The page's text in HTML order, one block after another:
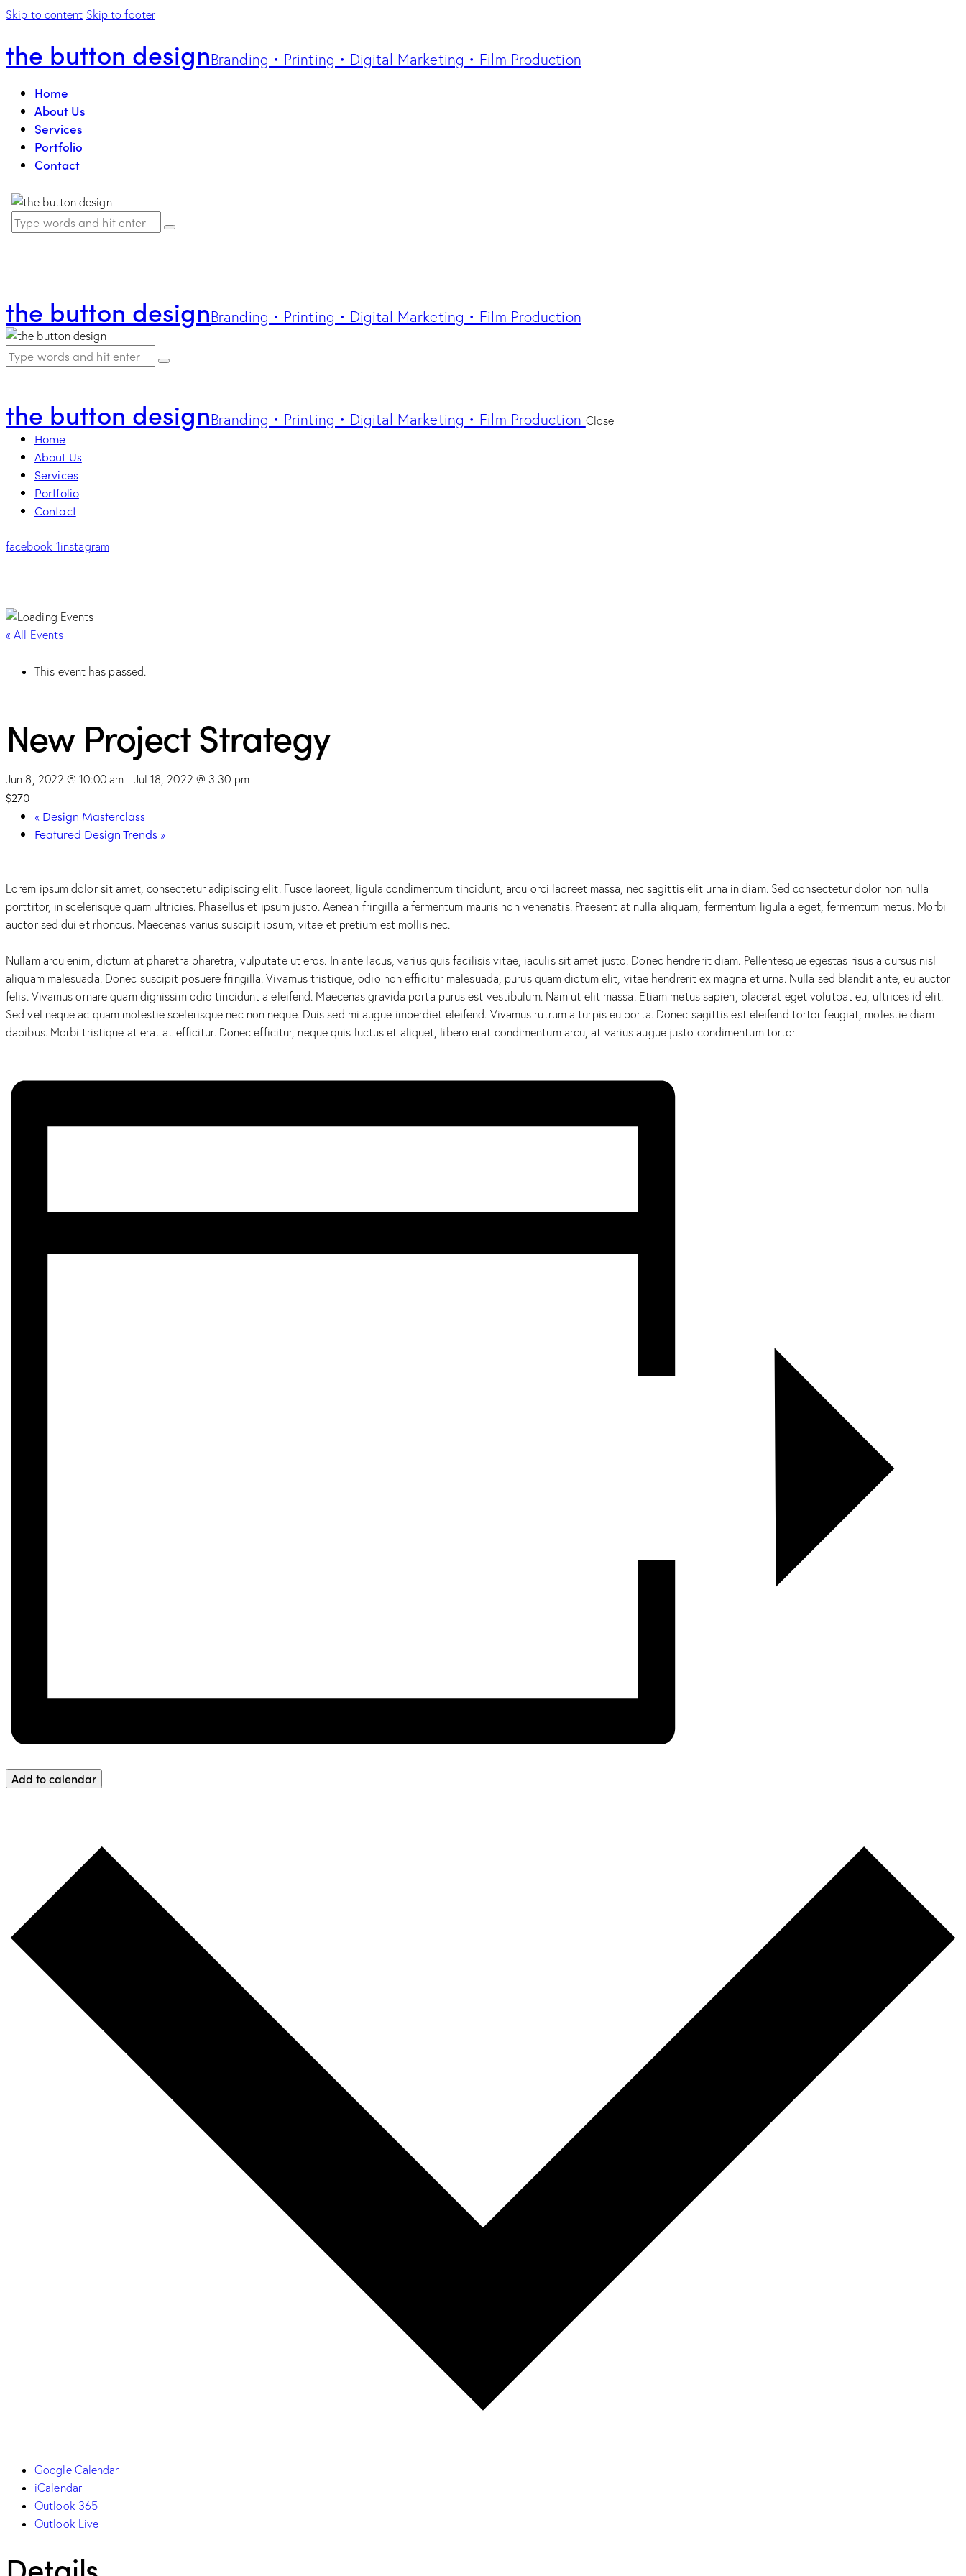
Skip to content Skip to footer
the button designBranding • Printing • Digital Marketing • Film Production
Home
About Us
Services
Portfolio
Contact
the button designBranding • Printing • Digital Marketing • Film Production
the button designBranding • Printing • Digital Marketing • Film Production Close
Home
About Us
Services
Portfolio
Contact
facebook-1instagram
« All Events
This event has passed.
New Project Strategy
Jun 8, 2022 @ 10:00 am - Jul 18, 2022 @ 3:30 pm
$270
« Design Masterclass
Featured Design Trends »
Lorem ipsum dolor sit amet, consectetur adipiscing elit. Fusce laoreet, ligula condimentum tincidunt, arcu orci laoreet massa, nec sagittis elit urna in diam. Sed consectetur dolor non nulla
porttitor, in scelerisque quam ultricies. Phasellus et ipsum justo. Aenean fringilla a fermentum mauris non venenatis. Praesent at nulla aliquam, fermentum ligula a eget, fermentum metus. Morbi
auctor sed dui et rhoncus. Maecenas varius suscipit ipsum, vitae et pretium est mollis nec.
Nullam arcu enim, dictum at pharetra pharetra, vulputate ut eros. In ante lacus, varius quis facilisis vitae, iaculis sit amet justo. Donec hendrerit diam. Pellentesque egestas risus a cursus nisl
aliquam malesuada. Donec suscipit posuere fringilla. Vivamus tristique, odio non efficitur malesuada, purus quam dictum elit, vitae hendrerit ex magna et urna. Nulla sed blandit ante, eu auctor
felis. Vivamus ornare quam dignissim odio tincidunt a eleifend. Maecenas gravida porta purus est vestibulum. Nam ut elit massa. Etiam metus sapien, placerat eget volutpat eu, ultrices id elit.
Sed vel neque ac quam molestie scelerisque nec non neque. Duis sed mi augue imperdiet eleifend. Vivamus rutrum a turpis eu porta. Donec sagittis est eleifend tortor feugiat, molestie diam
dapibus. Morbi tristique at erat at efficitur. Donec efficitur, neque quis luctus et aliquet, libero erat condimentum arcu, at varius augue justo condimentum tortor.
Add to calendar
Google Calendar
iCalendar
Outlook 365
Outlook Live